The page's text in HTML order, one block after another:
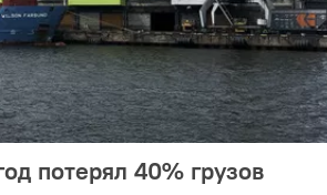
потерял 40% грузов